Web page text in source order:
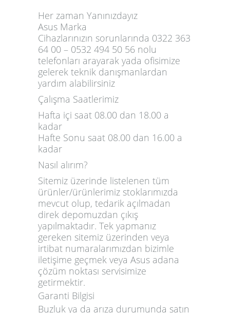
Her zaman Yanınızdayız
Asus Marka
Cihazlarınızın sorunlarında 0322 363
64 00 – 0532 494 50 56 nolu
telefonları arayarak yada ofisimize
gelerek teknik danışmanlardan
yardım alabilirsiniz
Çalışma Saatlerimiz
Hafta içi saat 08.00 dan 18.00 a
kadar
Hafte Sonu saat 08.00 dan 16.00 a
kadar
Nasıl alırım?
Sitemiz üzerinde listelenen tüm
ürünler/ürünlerimiz stoklarımızda
mevcut olup, tedarik açılmadan
direk depomuzdan çıkış
yapılmaktadır. Tek yapmanız
gereken sitemiz üzerinden veya
irtibat numaralarımızdan bizimle
iletişime geçmek veya Asus adana
çözüm noktası servisimize
getirmektir.
Garanti Bilgisi
Buzluk ya da arıza durumunda satın